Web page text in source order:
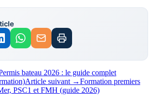
bateau 2026 : le guide complet
Article suivant →Formation premiers
PSC1 et FMH (guide 2026)